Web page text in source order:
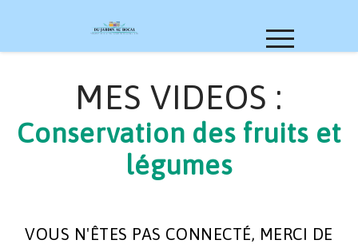
MES VIDEOS :
Conservation des fruits et
légumes
VOUS N'ÊTES PAS CONNECTÉ, MERCI DE